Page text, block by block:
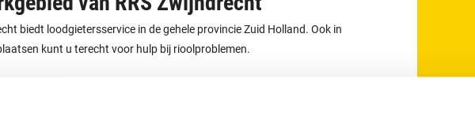
biedt loodgietersservice in de gehele provincie Zuid Holland. Ook in
kunt u terecht voor hulp bij rioolproblemen.